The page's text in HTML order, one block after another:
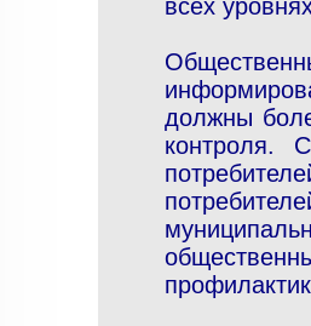
всех
должны
контроля.